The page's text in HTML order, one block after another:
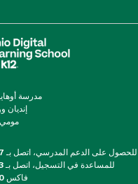
مدرسة
1745
مومي،
للحصول على الدعم المدرسي، اتصل بـ
للمساعدة في التسجيل، اتصل بـ
فاكس